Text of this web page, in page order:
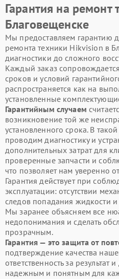
Гарантия на
Благовещенске
Мы предоставляем гарантию
ремонта техники Hikvision в
диагностики до сложного
Каждый заказ
сроков и условий
распространяется как на
установленные
Гарантийным случаем
возникновение той же
установленного срока. В
проводим диагностику и
дополнительных затрат для
проверенные запчасти и
что позволяет нам уверенно
Гарантия действует при
эксплуатации: отсутствии
следов попадания жидкости и
Мы заранее объясняем все
недопонимания и сделать
прозрачным.
Гарантия — это защита от
подтверждение качества
ответственность за
надежным и понятным для